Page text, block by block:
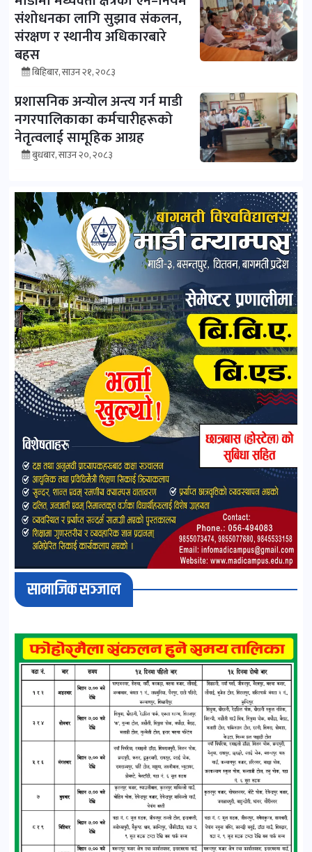
संशोधनका लागि सुझाव संकलन,
संरक्षण र स्थानीय अधिकारबारे
बहस
बिहिबार, साउन २१, २०८३
प्रशासनिक अन्योल अन्त्य गर्न माडी
नगरपालिकाका कर्मचारीहरूको
नेतृत्वलाई सामूहिक आग्रह
बुधबार, साउन २०, २०८३
सामाजिक सञ्जाल